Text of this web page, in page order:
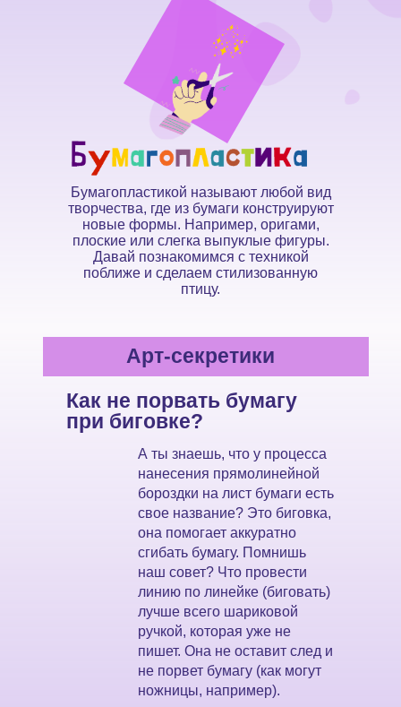
Бумагопластикой называют любой вид
творчества, где из бумаги конструируют
новые формы. Например, оригами,
плоские или слегка выпуклые фигуры.
Давай познакомимся с техникой
поближе и сделаем стилизованную
птицу.
Арт-секретики
А ты знаешь, что у процесса
нанесения прямолинейной
бороздки на лист бумаги есть
свое название? Это биговка,
она помогает аккуратно
сгибать бумагу. Помнишь
наш совет? Что провести
линию по линейке (биговать)
лучше всего шариковой
ручкой, которая уже не
пишет. Она не оставит след и
не порвет бумагу (как могут
ножницы, например).
Как не порвать бумагу
при биговке?